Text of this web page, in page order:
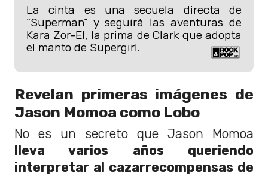
La cinta es una secuela directa de
“Superman” y seguirá las aventuras de
Kara Zor-El, la prima de Clark que adopta
el manto de Supergirl.
Revelan primeras imágenes de
Jason Momoa como Lobo
No es un secreto que Jason Momoa
lleva varios años queriendo
interpretar al cazarrecompensas de